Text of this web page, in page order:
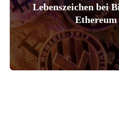
Lebenszeichen bei
Ethereum